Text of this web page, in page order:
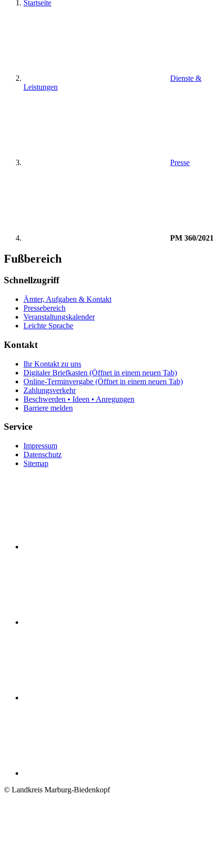
Startseite
Dienste &
Leistungen
Presse
PM 360/2021
Fußbereich
Schnellzugriff
Ämter, Aufgaben & Kontakt
Pressebereich
Veranstaltungskalender
Leichte Sprache
Kontakt
Ihr Kontakt zu uns
Digitaler Briefkasten (Öffnet in einem neuen Tab)
Online-Terminvergabe (Öffnet in einem neuen Tab)
Zahlungsverkehr
Beschwerden • Ideen • Anregungen
Barriere melden
Service
Impressum
Datenschutz
Sitemap
© Landkreis Marburg-Biedenkopf